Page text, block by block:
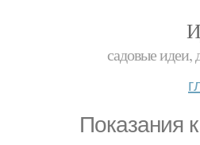
садовые идеи,
Показания